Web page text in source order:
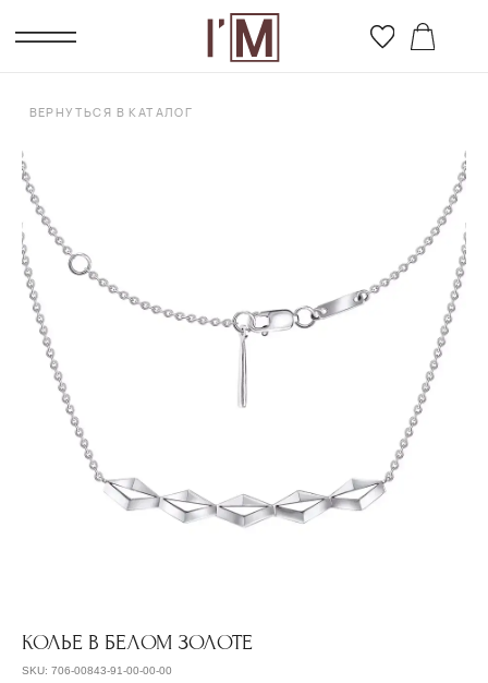
КОЛЬЕ В БЕЛОМ ЗОЛОТЕ
SKU: 706-00843-91-00-00-00